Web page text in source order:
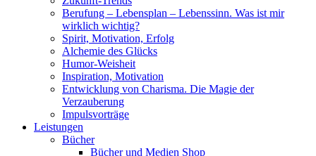
Berufung – Lebensplan – Lebenssinn. Was ist mir
wirklich wichtig?
Spirit, Motivation, Erfolg
Alchemie des Glücks
Humor-Weisheit
Inspiration, Motivation
Entwicklung von Charisma. Die Magie der
Verzauberung
Impulsvorträge
Leistungen
Bücher
Bücher und Medien Shop